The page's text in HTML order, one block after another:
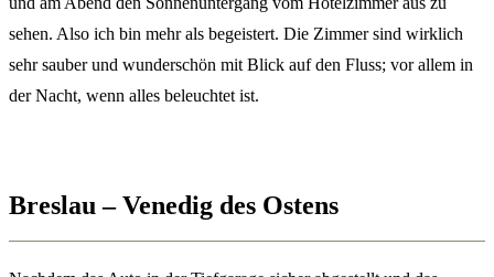
sehen. Also ich bin mehr als begeistert. Die Zimmer sind wirklich
sehr sauber und wunderschön mit Blick auf den Fluss; vor allem in
der Nacht, wenn alles beleuchtet ist.
Breslau – Venedig des Ostens